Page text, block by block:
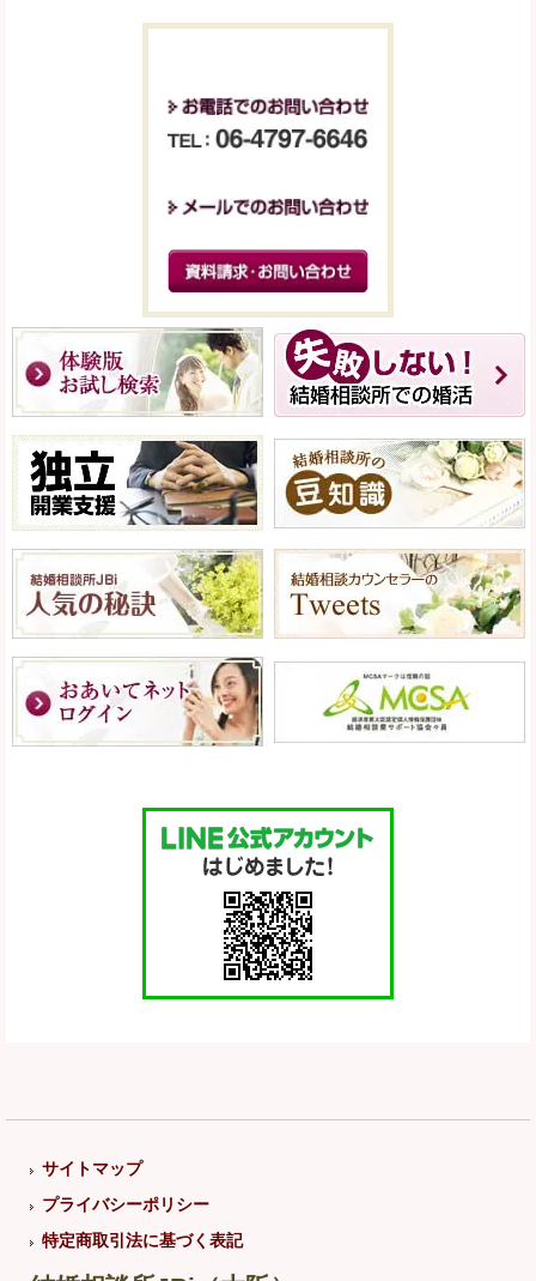
サイトマップ
プライバシーポリシー
特定商取引法に基づく表記